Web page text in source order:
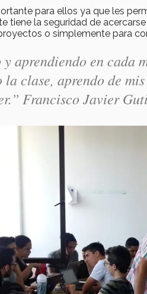
para ellos ya que les
tiene la seguridad de
o simplemente para
y aprendiendo en cada
la clase, aprendo de
Francisco Javier